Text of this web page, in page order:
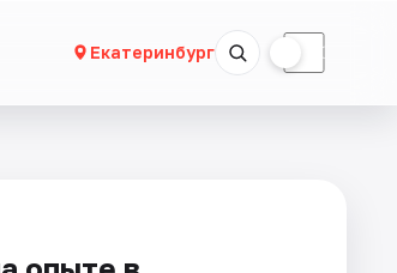
Екатеринбург ☾